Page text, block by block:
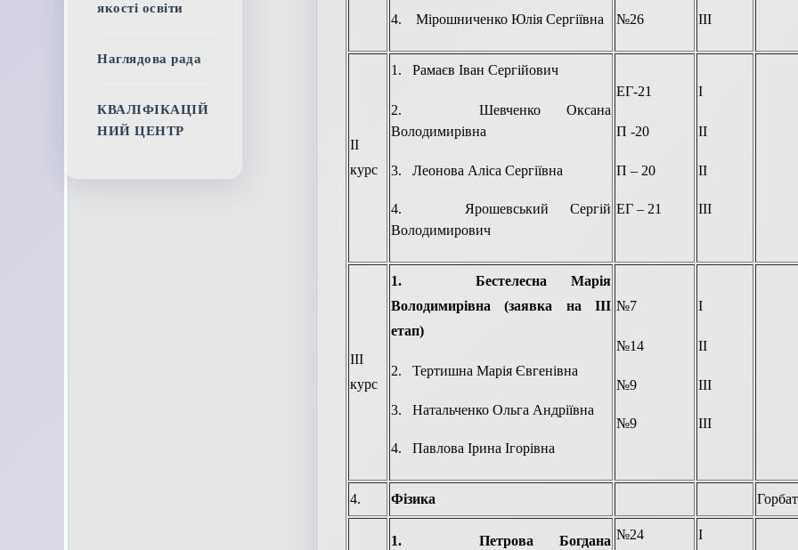
4. Мірошниченко Юлія Сергіївна №26 ІІІ
ІІ
курс
1. Рамаєв Іван Сергійович
2. Шевченко Оксана
Володимирівна
3. Леонова Аліса Сергіївна
4. Ярошевський Сергій
Володимирович
ЕГ-21
П -20
П – 20
ЕГ – 21
І
ІІ
ІІ
ІІІ
ІІІ
курс
1. Бестелесна Марія
Володимирівна (заявка на ІІІ
етап)
2. Тертишна Марія Євгенівна
3. Натальченко Ольга Андріївна
4. Павлова Ірина Ігорівна
№7
№14
№9
№9
І
ІІ
ІІІ
ІІІ
4. Фізика
1. Петрова Богдана №24 І
якості освіти
Наглядова рада
КВАЛІФІКАЦІЙ
НИЙ ЦЕНТР